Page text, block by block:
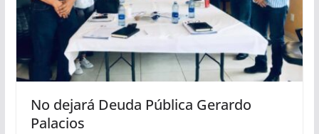
No dejará Deuda Pública Gerardo
Palacios